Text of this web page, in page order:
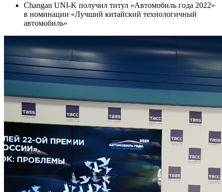
Changan UNI-K получил титул «Автомобиль года 2022»
в номинации «Лучший китайский технологичный
автомобиль»